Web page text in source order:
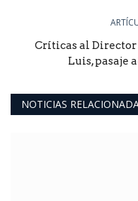
Críticas al
Luis, pasaje
NOTICIAS